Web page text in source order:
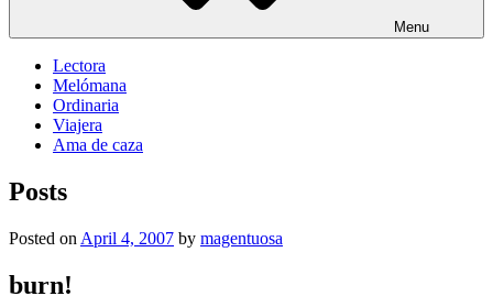
Menu
Lectora
Melómana
Ordinaria
Viajera
Ama de caza
Posts
Posted on April 4, 2007 by magentuosa
burn!